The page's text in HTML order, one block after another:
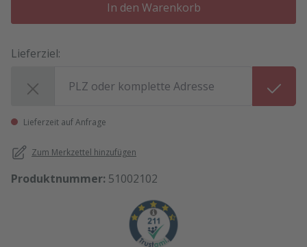
In den Warenkorb
Lieferziel:
Lieferzeit auf Anfrage
Zum Merkzettel hinzufügen
Produktnummer: 51002102